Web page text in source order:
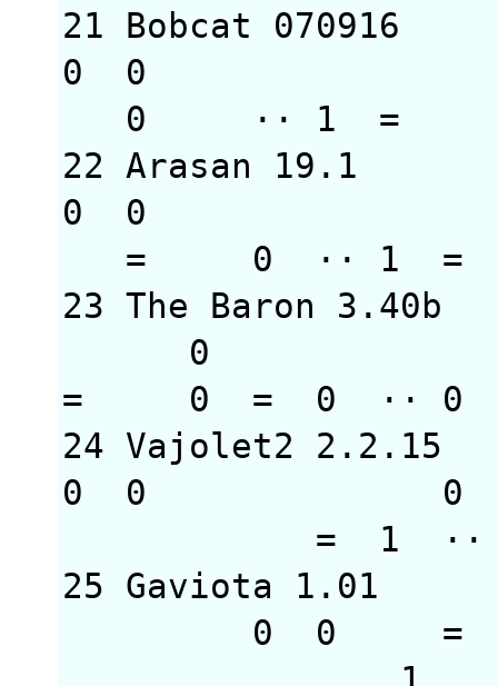
21 Bobcat
0 0
0 ··
22 Arasan 19.1
0
= 0
23 The Baron
= 0 = 0
24 Vajolet2
0 0
= 1
25 Gaviota
0 0 =